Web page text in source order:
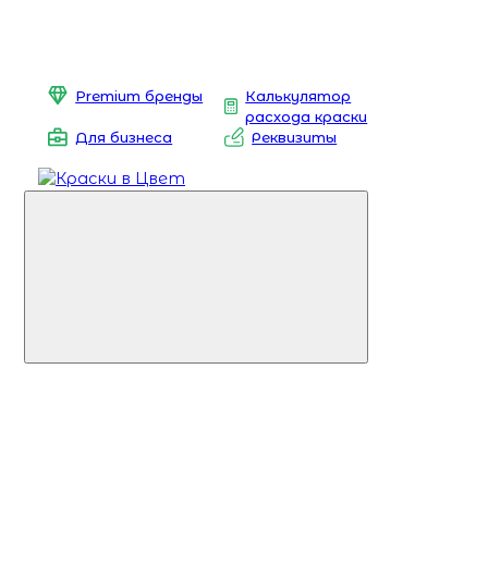
Premium бренды
Калькулятор
расхода краски
Для бизнеса
Реквизиты